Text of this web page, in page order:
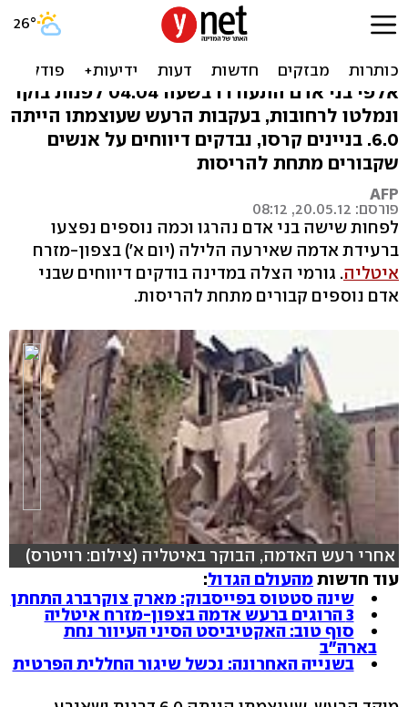
לפחות 6 הרוגים ברעש אדמה
בצפון איטליה
אלפי בני אדם התעוררו בשעה 04:04 לפנות בוקר
ונמלטו לרחובות, בעקבות הרעש שעוצמתו הייתה
6.0. בניינים קרסו, נבדקים דיווחים על אנשים
שקבורים מתחת להריסות
AFP
פורסם: 20.05.12, 08:12
לפחות שישה בני אדם נהרגו וכמה נוספים נפצעו
ברעידת אדמה שאירעה הלילה (יום א') בצפון-מזרח
איטליה. גורמי הצלה במדינה בודקים דיווחים שבני
אדם נוספים קבורים מתחת להריסות.
hlsjs-lite: Network error
אחרי רעש האדמה, הבוקר באיטליה (צילום: רויטרס)
עוד חדשותמהעולם הגדול:
שינה סטטוס בפייסבוק: מארק צוקרברג התחתן
3 הרוגים ברעש אדמה בצפון-מזרח איטליה
סוף טוב: האקטיביסט הסיני העיוור נחת
בארה"ב
בשנייה האחרונה: נכשל שיגור החללית הפרטית